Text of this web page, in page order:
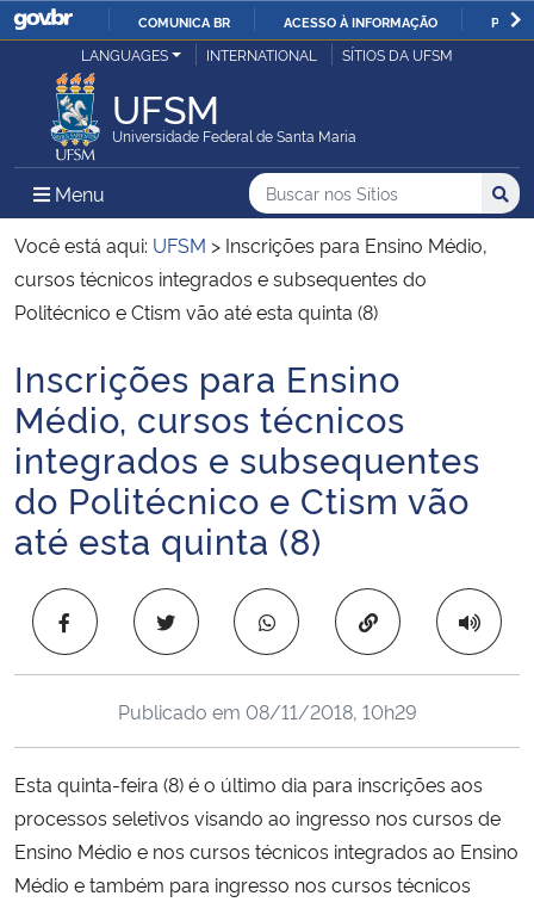
IR
COMUNICA BR ACESSO À INFORMAÇÃO
Ministério da Justiça e Segurança Pública
Ministério da Defesa
Ministério das Relações Exteriores
Ministério da Economia
Ministério da Infraestrutura
Ministério da Agricultura, Pecuária e Abastecimento
Ministério da Educação
Ministério da Cidadania
Ministério da Saúde
Ministério de Minas e Energia
Ministério da Ciência, Tecnologia, Inovações e Comunicações
Ministério do Meio Ambiente
LANGUAGES INTERNATIONAL SÍTIOS DA UFSM
UFSM
Universidade Federal de Santa Maria
Menu Menu Principal do Sítio
Busca
Buscar no nos Sítios
Busca:
Você está aqui: UFSM > Inscrições para Ensino Médio,
cursos técnicos integrados e subsequentes do
Politécnico e Ctism vão até esta quinta (8)
Início do conteúdo
Inscrições para Ensino
Médio, cursos técnicos
integrados e subsequentes
do Politécnico e Ctism vão
até esta quinta (8)
Copiar para área
Publicado em 08/11/2018, 10h29
Esta quinta-feira (8) é o último dia para inscrições aos
processos seletivos visando ao ingresso nos cursos de
Ensino Médio e nos cursos técnicos integrados ao Ensino
Médio e também para ingresso nos cursos técnicos